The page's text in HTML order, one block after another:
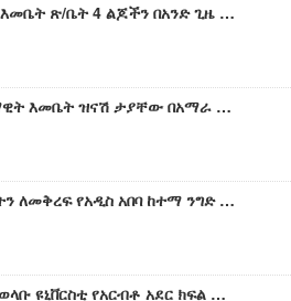
የቀዳማዊት እመቤት ጽ/ቤት 4 ልጆችን በአንድ ጊዜ ለተገላገለች የሰመራ ነዋሪ የህጻናቶቹን የህክምና ወጪ 700 000 ብር ሸፍኗል፡፡
#etv ቀዳማዊት እመቤት ዝናሽ ታያቸው በአማራ ክልል ሁለት የሁለተኛ ደረጃ ት/ቤቶችን ለማስገንባት የመሰረተ ድንጋይ አስቀመጡ፡፡
የኑሮ ውድነትን ለመቅረፍ የአዲስ አበባ ከተማ ንግድ ቢሮ ውሳኔ
#etv የመዳወላቡ ዩኒቨርስቲ የአርብቶ አደር ክፍል ችግር ለመቅረፍ እየሰራ ነው፡፡